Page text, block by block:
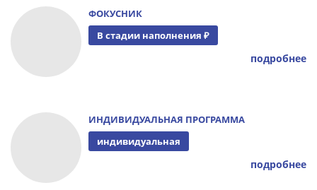
ФОКУСНИК
В стадии наполнения ₽
подробнее
ИНДИВИДУАЛЬНАЯ ПРОГРАММА
индивидуальная
подробнее